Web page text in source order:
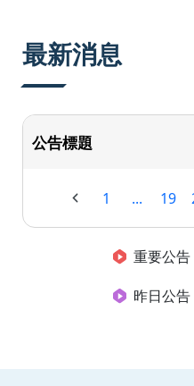
最新消息
公告標題
1 ... 19
重要公告
昨日公告